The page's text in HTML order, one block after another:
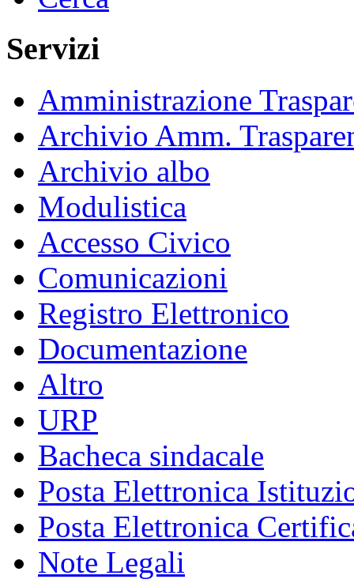
Servizi
Amministrazione
Archivio Amm.
Archivio albo
Modulistica
Accesso Civico
Comunicazioni
Registro Elettronico
Documentazione
Altro
URP
Bacheca sindacale
Posta Elettronica
Posta Elettronica
Note Legali